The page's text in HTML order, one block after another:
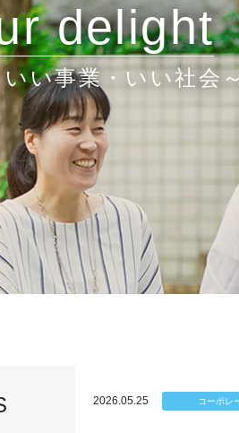
delight
いい事業・いい社会
2026.05.25